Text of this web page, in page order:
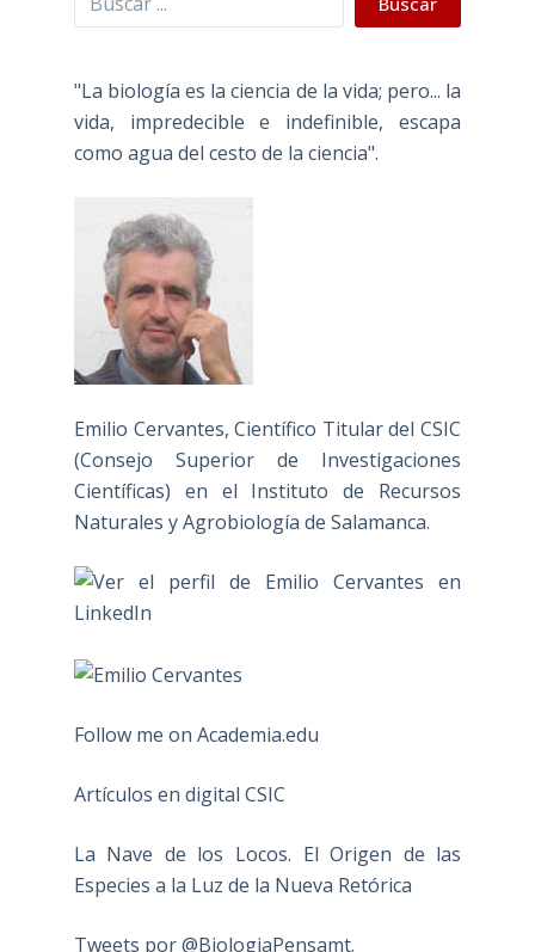
"La biología es la ciencia de la vida; pero... la
vida, impredecible e indefinible, escapa
como agua del cesto de la ciencia".
Emilio Cervantes, Científico Titular del CSIC
(Consejo Superior de Investigaciones
Científicas) en el Instituto de Recursos
Naturales y Agrobiología de Salamanca.
Follow me on Academia.edu
Artículos en digital CSIC
La Nave de los Locos. El Origen de las
Especies a la Luz de la Nueva Retórica
Tweets por @BiologiaPensamt.